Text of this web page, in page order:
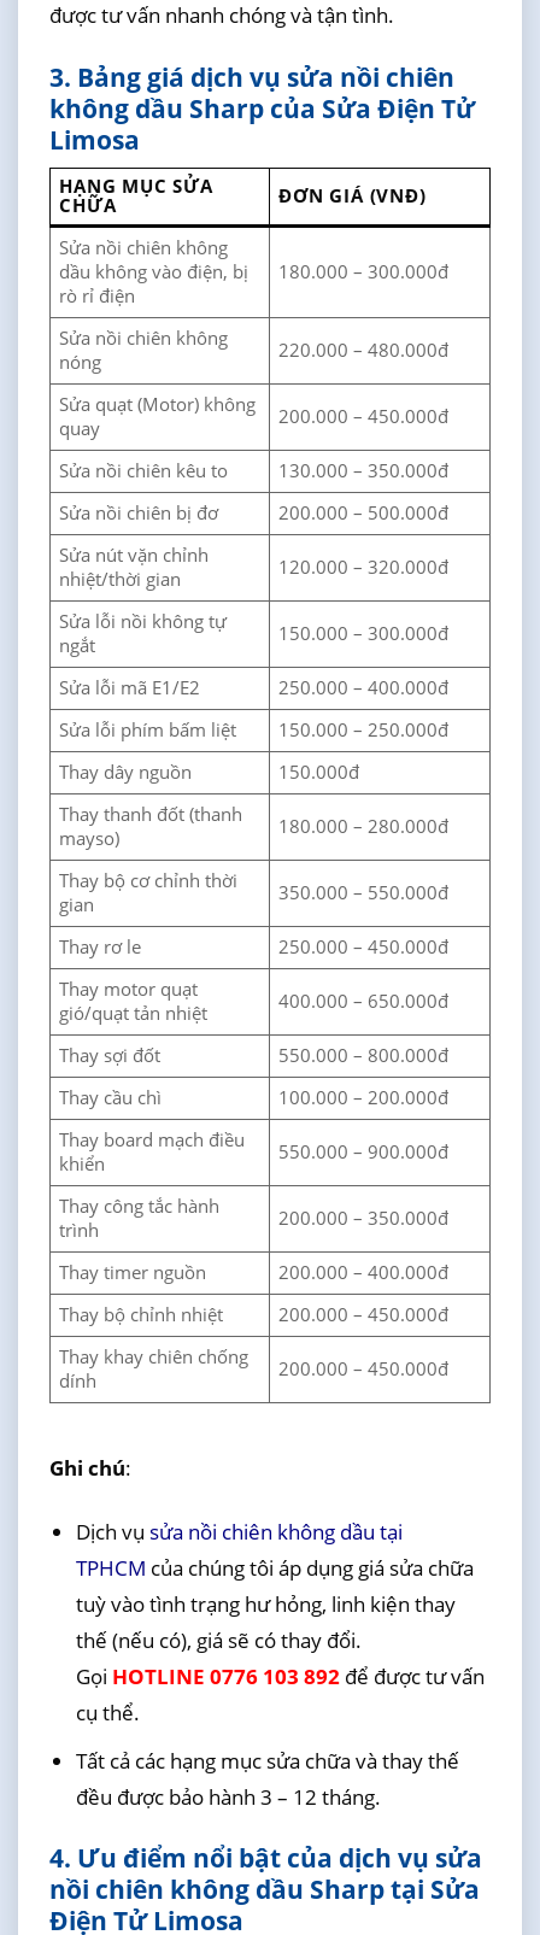
được tư vấn nhanh chóng và tận tình.
3. Bảng giá dịch vụ sửa nồi chiên
không dầu Sharp của Sửa Điện Tử
Limosa
HẠNG MỤC SỬA
CHỮA ĐƠN GIÁ (VNĐ)
Sửa nồi chiên không
dầu không vào điện, bị
rò rỉ điện
180.000 – 300.000đ
Sửa nồi chiên không
nóng
220.000 – 480.000đ
Sửa quạt (Motor) không
quay
200.000 – 450.000đ
Sửa nồi chiên kêu to
130.000 – 350.000đ
Sửa nồi chiên bị đơ
200.000 – 500.000đ
Sửa nút vặn chỉnh
nhiệt/thời gian
120.000 – 320.000đ
Sửa lỗi nồi không tự
ngắt
150.000 – 300.000đ
Sửa lỗi mã E1/E2
250.000 – 400.000đ
Sửa lỗi phím bấm liệt
150.000 – 250.000đ
Thay dây nguồn
150.000đ
Thay thanh đốt (thanh
mayso)
180.000 – 280.000đ
Thay bộ cơ chỉnh thời
gian
350.000 – 550.000đ
Thay rơ le
250.000 – 450.000đ
Thay motor quạt
gió/quạt tản nhiệt
400.000 – 650.000đ
Thay sợi đốt
550.000 – 800.000đ
Thay cầu chì
100.000 – 200.000đ
Thay board mạch điều
khiển
550.000 – 900.000đ
Thay công tắc hành
trình
200.000 – 350.000đ
Thay timer nguồn
200.000 – 400.000đ
Thay bộ chỉnh nhiệt
200.000 – 450.000đ
Thay khay chiên chống
dính
200.000 – 450.000đ
Ghi chú:
Dịch vụ sửa nồi chiên không dầu tại
TPHCM của chúng tôi áp dụng giá sửa chữa
tuỳ vào tình trạng hư hỏng, linh kiện thay
thế (nếu có), giá sẽ có thay đổi.
Gọi HOTLINE 0776 103 892để được tư vấn
cụ thể.
Tất cả các hạng mục sửa chữa và thay thế
đều được bảo hành 3 – 12 tháng.
4. Ưu điểm nổi bật của dịch vụ sửa
nồi chiên không dầu Sharp tại Sửa
Điện Tử Limosa